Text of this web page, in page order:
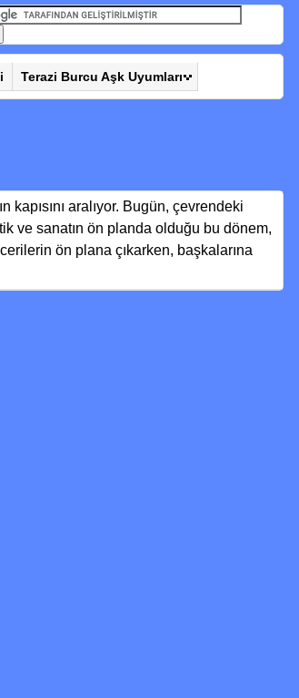
Terazi Burcu Aşk Uyumları
kapısını aralıyor. Bugün, çevrendeki
ve sanatın ön planda olduğu bu dönem,
ön plana çıkarken, başkalarına